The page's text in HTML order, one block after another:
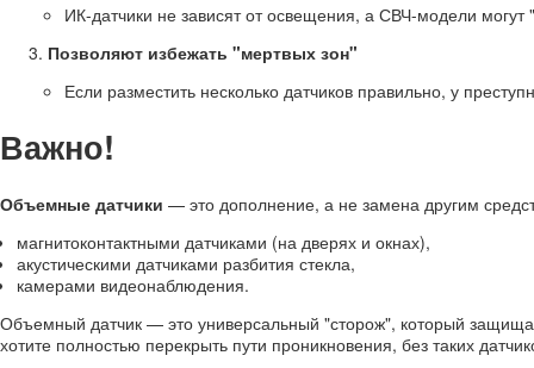
ИК-датчики не зависят от освещения, а СВЧ-модели могут
Позволяют избежать "мертвых зон"
Если разместить несколько датчиков правильно, у
Важно!
Объемные датчики — это дополнение, а не замена другим
магнитоконтактными датчиками (на дверях и окнах),
акустическими датчиками разбития стекла,
камерами видеонаблюдения.
Объемный датчик — это универсальный "сторож", который
хотите полностью перекрыть пути проникновения, без таких